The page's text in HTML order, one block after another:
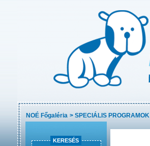
NOÉ Főgaléria >SPECIÁLIS PROGRAMOK
KERESÉS